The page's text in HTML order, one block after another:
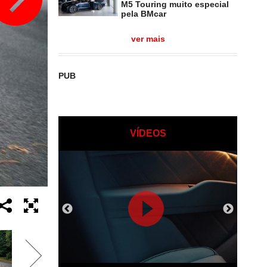
M5 Touring muito especial
pela BMcar
ver mais
PUB
VÍDEOS